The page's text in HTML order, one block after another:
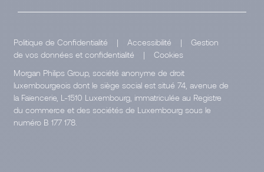
Politique de Confidentialité | Accessibilité |
Gestion
de vos données et confidentialité
|
Cookies
Morgan Philips Group, société anonyme de droit
luxembourgeois dont le siège social est situé 74, avenue de
la Faïencerie, L-1510 Luxembourg, immatriculée au Registre
du commerce et des sociétés de Luxembourg sous le
numéro B 177 178.